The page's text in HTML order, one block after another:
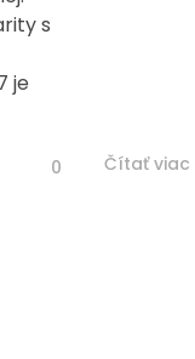
s
je
0 Čítať viac